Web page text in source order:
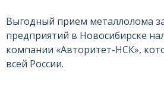
Выгодный прием металлолома
предприятий в Новосибирске
компании «Авторитет-НСК»,
всей России.